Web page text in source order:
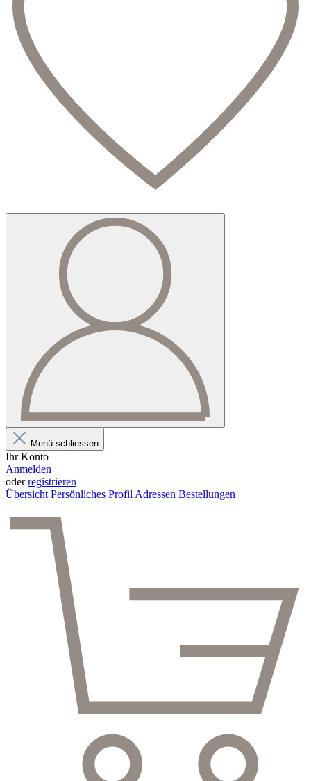
Menü schliessen
Ihr Konto
Anmelden
oderregistrieren
Übersicht Persönliches Profil Adressen Bestellungen